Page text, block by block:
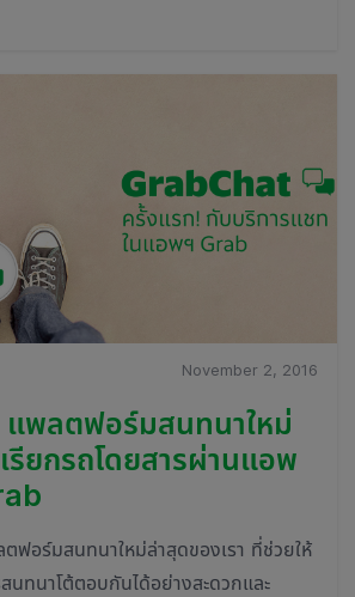
November 2, 2016
พลตฟอร์มสนทนาใหม่
รียกรถโดยสารผ่านแอพ
ฟอร์มสนทนาใหม่ล่าสุดของเรา ที่ช่วยให้
นทนาโต้ตอบกันได้อย่างสะดวกและ